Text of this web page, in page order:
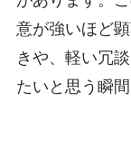
意が強いほど
きや、軽い冗
たいと思う瞬